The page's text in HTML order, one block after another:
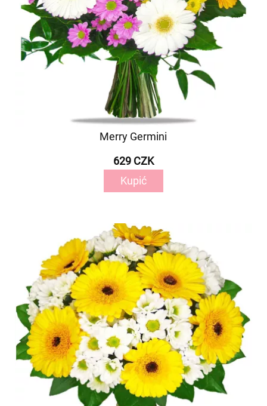
Merry Germini
629 CZK
Kupić